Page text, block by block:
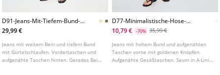
D91-Jeans-Mit-Tiefem-Bund-
Und-Weitem-Bein-Aus-Serge
29,99 €
Jeans mit weitem Bein und tiefem Bund
mit Gürtelschlaufen. Vordertaschen und
aufgenähte Taschen hinten. Gerades Bein.
D77-Minimalistische-Hose-
Mit-Taschen-L01477778
10,79 € -70% 35,99 €
Jeans mit hohem Bund und aufgenähten
Taschen vorne mit goldenen Knöpfen.
Aufgenähte Gesäßtaschen. Saum in A-Linie.